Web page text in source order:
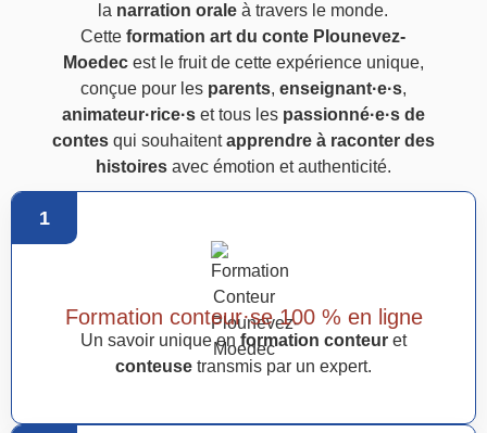
la narration orale à travers le monde.
Cetteformation art du conte Plounevez-
Moedecest le fruit de cette expérience unique,
conçue pour les parents, enseignant·e·s,
animateur·rice·set tous les passionné·e·s de
contesqui souhaitentapprendre à raconter des
histoiresavec émotion et authenticité.
1
Formation conteur·se 100 % en ligne
Un savoir unique en formation conteur et
conteuse transmis par un expert.